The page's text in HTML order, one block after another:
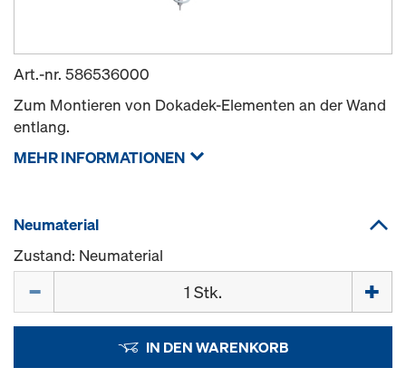
Art.-nr. 586536000
Zum Montieren von Dokadek-Elementen an der Wand
entlang.
MEHR INFORMATIONEN
Neumaterial
Zustand: Neumaterial
IN DEN WARENKORB